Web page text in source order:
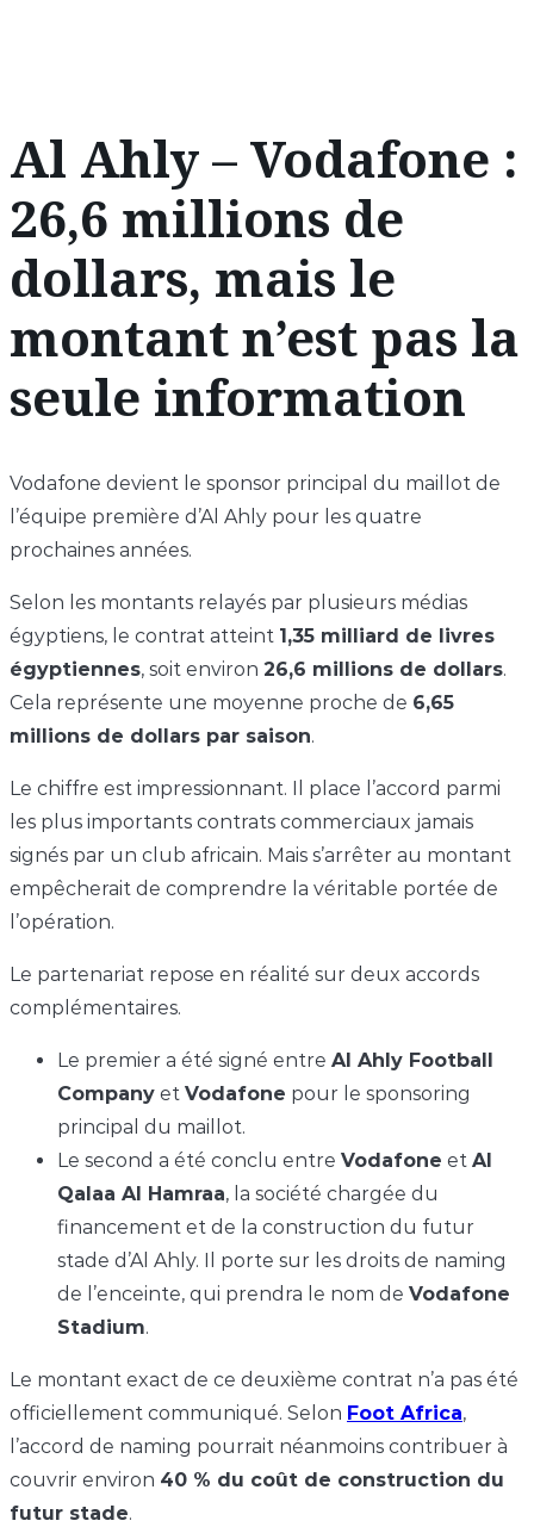
Al Ahly – Vodafone :
26,6 millions de
dollars, mais le
montant n’est pas la
seule information
Vodafone devient le sponsor principal du maillot de
l’équipe première d’Al Ahly pour les quatre
prochaines années.
Selon les montants relayés par plusieurs médias
égyptiens, le contrat atteint 1,35 milliard de livres
égyptiennes, soit environ 26,6 millions de dollars.
Cela représente une moyenne proche de 6,65
millions de dollars par saison.
Le chiffre est impressionnant. Il place l’accord parmi
les plus importants contrats commerciaux jamais
signés par un club africain. Mais s’arrêter au montant
empêcherait de comprendre la véritable portée de
l’opération.
Le partenariat repose en réalité sur deux accords
complémentaires.
Le premier a été signé entre Al Ahly Football
Company et Vodafone pour le sponsoring
principal du maillot.
Le second a été conclu entre Vodafone et Al
Qalaa Al Hamraa, la société chargée du
financement et de la construction du futur
stade d’Al Ahly. Il porte sur les droits de naming
de l’enceinte, qui prendra le nom de Vodafone
Stadium.
Le montant exact de ce deuxième contrat n’a pas été
officiellement communiqué. Selon Foot Africa,
l’accord de naming pourrait néanmoins contribuer à
couvrir environ 40 % du coût de construction du
futur stade.